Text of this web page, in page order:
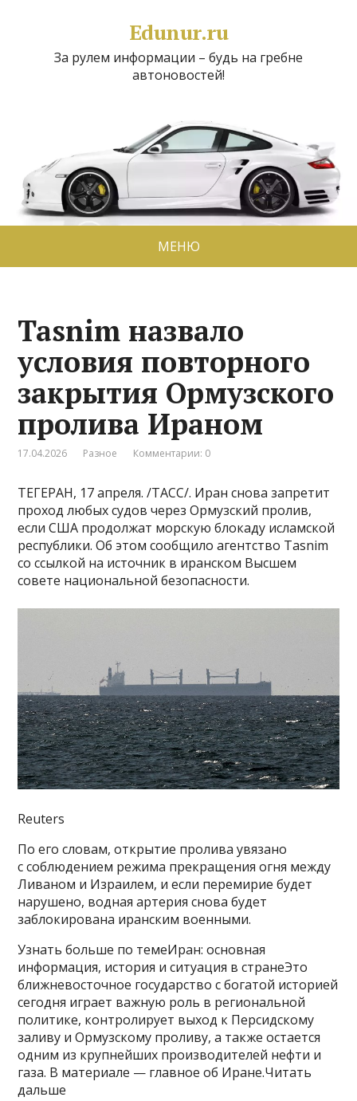
Edunur.ru
За рулем информации – будь на гребне
автоновостей!
МЕНЮ
Tasnim назвало
условия повторного
закрытия Ормузского
пролива Ираном
17.04.2026 Разное Комментарии: 0
ТЕГЕРАН, 17 апреля. /ТАСС/. Иран снова запретит
проход любых судов через Ормузский пролив,
если США продолжат морскую блокаду исламской
республики. Об этом сообщило агентство Tasnim
со ссылкой на источник в иранском Высшем
совете национальной безопасности.
Reuters
По его словам, открытие пролива увязано
с соблюдением режима прекращения огня между
Ливаном и Израилем, и если перемирие будет
нарушено, водная артерия снова будет
заблокирована иранским военными.
Узнать больше по темеИран: основная
информация, история и ситуация в странеЭто
ближневосточное государство с богатой историей
сегодня играет важную роль в региональной
политике, контролирует выход к Персидскому
заливу и Ормузскому проливу, а также остается
одним из крупнейших производителей нефти и
газа. В материале — главное об Иране.Читать
дальше